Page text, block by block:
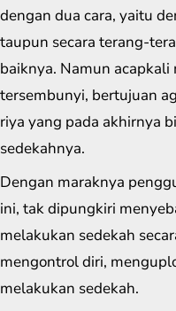
dengan dua cara, yaitu
taupun secara terang-
baiknya. Namun acapkali
tersembunyi, bertujuan
riya yang pada akhirnya
sedekahnya.
Dengan maraknya
ini, tak dipungkiri
melakukan sedekah
mengontrol diri,
melakukan sedekah.